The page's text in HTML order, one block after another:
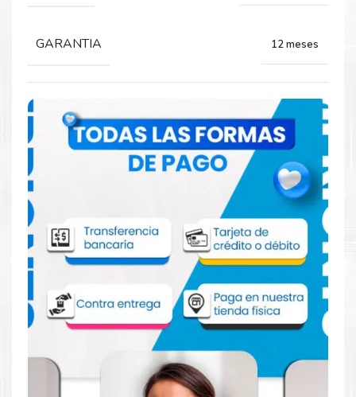
Comprar Toner Xerox 106R01413 Negro
para impresoras 5222 5225 5230
Aprovecha nuestra experiencia y atención para adquirir tus
productos. Tenemos promociones todos los dias. Escríbenos o
visítanos hoy para encontrar la solución perfecta para tu
impresora
Xerox, como el
Toner Xerox 106R01413 Negro
para impresoras 5222 5225 5230.
Dónde comprar Toner para impresoras
5222 5225 5230 en Lima o para provincia
Tienda autorizada por Xerox. Descubre la mejor manera de
abastecerte de
Toner Xerox 106R01413 Negro para
GARANTIA 12 meses